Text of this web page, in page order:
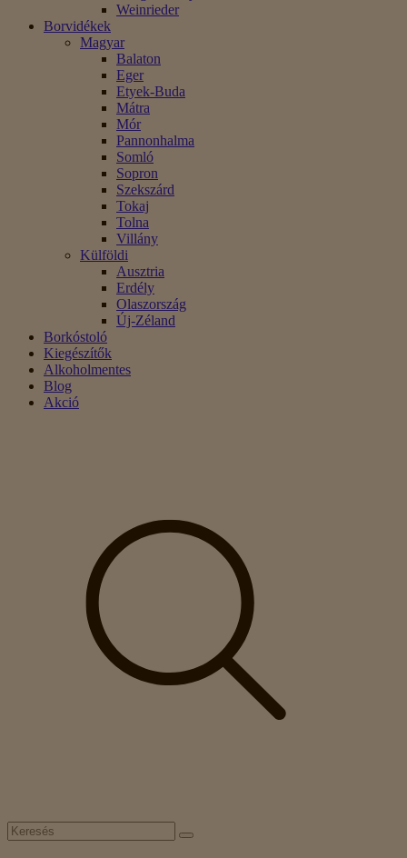
Weinrieder
Borvidékek
Magyar
Balaton
Eger
Etyek-Buda
Mátra
Mór
Pannonhalma
Somló
Sopron
Szekszárd
Tokaj
Tolna
Villány
Külföldi
Ausztria
Erdély
Olaszország
Új-Zéland
Borkóstoló
Kiegészítők
Alkoholmentes
Blog
Akció